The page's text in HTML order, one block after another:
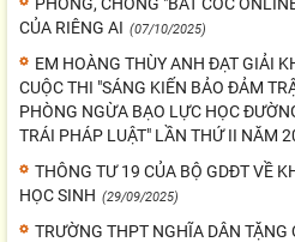
CỦA RIÊNG AI (07/10/2025)
EM HOÀNG THÙY ANH ĐẠT GIẢI
CUỘC THI "SÁNG KIẾN BẢO ĐẢM
PHÒNG NGỪA BẠO LỰC HỌC
TRÁI PHÁP LUẬT" LẦN THỨ II NĂM
THÔNG TƯ 19 CỦA BỘ GDĐT VỀ
HỌC SINH (29/09/2025)
TRƯỜNG THPT NGHĨA DÂN TẶNG